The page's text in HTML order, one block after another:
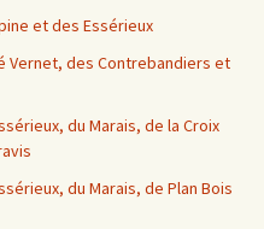
et des Essérieux
Vernet, des Contrebandiers et
du Marais, de la Croix
du Marais, de Plan Bois